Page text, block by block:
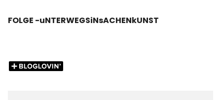
FOLGE -uNTERWEGSiNsACHENkUNST